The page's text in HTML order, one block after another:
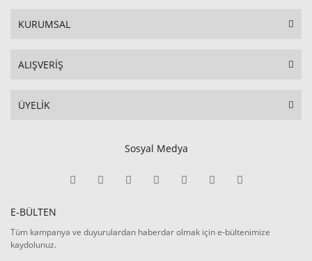
KURUMSAL
ALIŞVERİŞ
ÜYELİK
Sosyal Medya
E-BÜLTEN
Tüm kampanya ve duyurulardan haberdar olmak için e-bültenimize
kaydolunuz.